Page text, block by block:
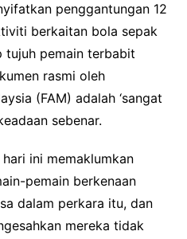
penggantungan 12
berkaitan bola sepak
tujuh pemain terbabit
rasmi oleh
(FAM) adalah ‘sangat
sebenar.
hari ini memaklumkan
pemain berkenaan
dalam perkara itu, dan
mereka tidak